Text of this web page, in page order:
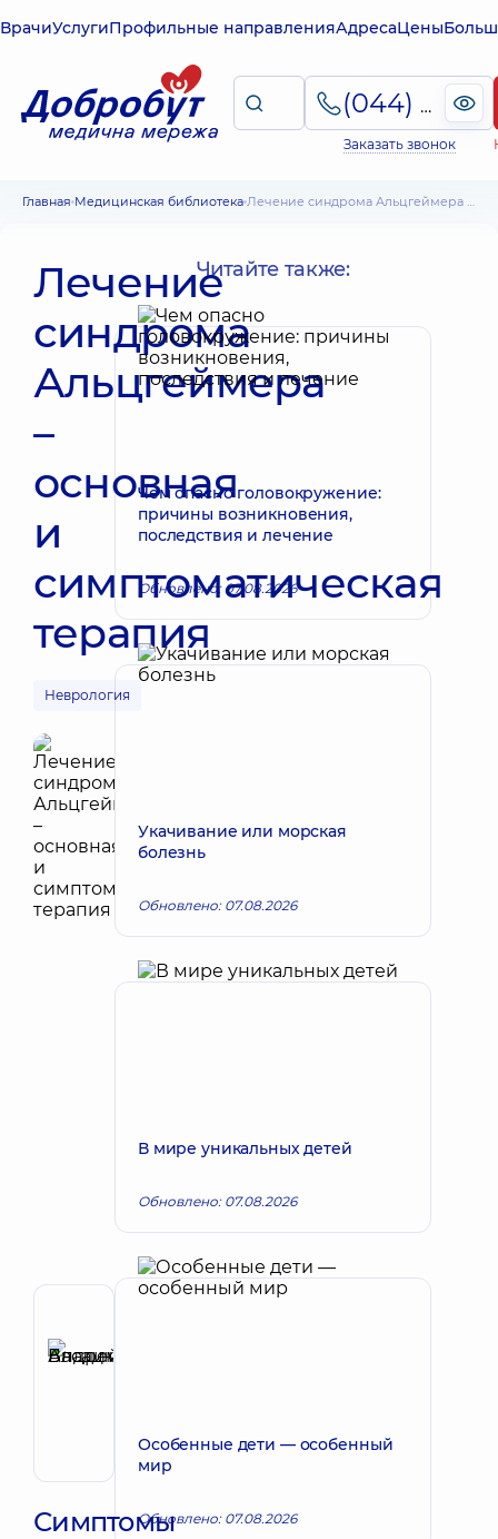
ВрачиУслугиПрофильные направленияАдресаЦены
(044) 495-2-888
Заказать звонок
Главная Медицинская библиотека Лечение синдрома Альцгеймера – основная и симптоматическая терапия
Лечение
синдрома
Альцгеймера
–
основная
и
симптоматическая
терапия
Неврология
эндоваскулярный
Симптомы
Читайте также:
Чем опасно головокружение:
причины возникновения,
последствия и лечение
Обновлено: 07.08.2026
Укачивание или морская
болезнь
Обновлено: 07.08.2026
В мире уникальных детей
Обновлено: 07.08.2026
Особенные дети — особенный
мир
Обновлено: 07.08.2026